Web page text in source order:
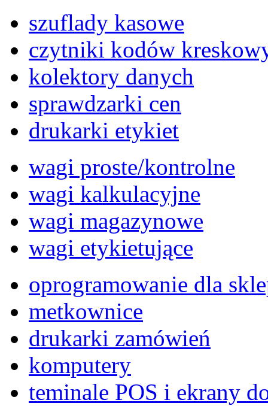
szuflady kasowe
czytniki kodów
kolektory danych
sprawdzarki cen
drukarki etykiet
wagi proste/kontrolne
wagi kalkulacyjne
wagi magazynowe
wagi etykietujące
oprogramowanie dla
metkownice
drukarki zamówień
komputery
teminale POS i ekrany